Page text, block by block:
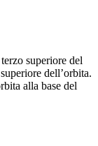
superiore del
dell’orbita.
alla base del